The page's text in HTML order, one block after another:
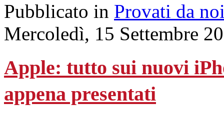
Pubblicato in Provati da
Mercoledì, 15 Settembre
Apple: tutto sui nuovi
appena presentati